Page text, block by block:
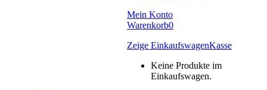
Mein Konto
Warenkorb0
Zeige EinkaufswagenKasse
Keine Produkte im
Einkaufswagen.